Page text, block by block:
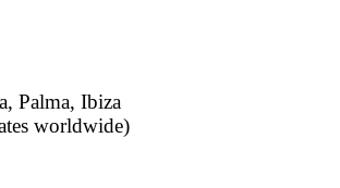
Palma, Ibiza
worldwide)